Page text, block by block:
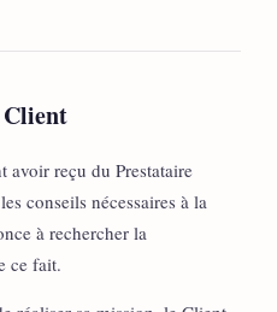
avoir reçu du Prestataire
conseils nécessaires à la
à rechercher la
ce fait.